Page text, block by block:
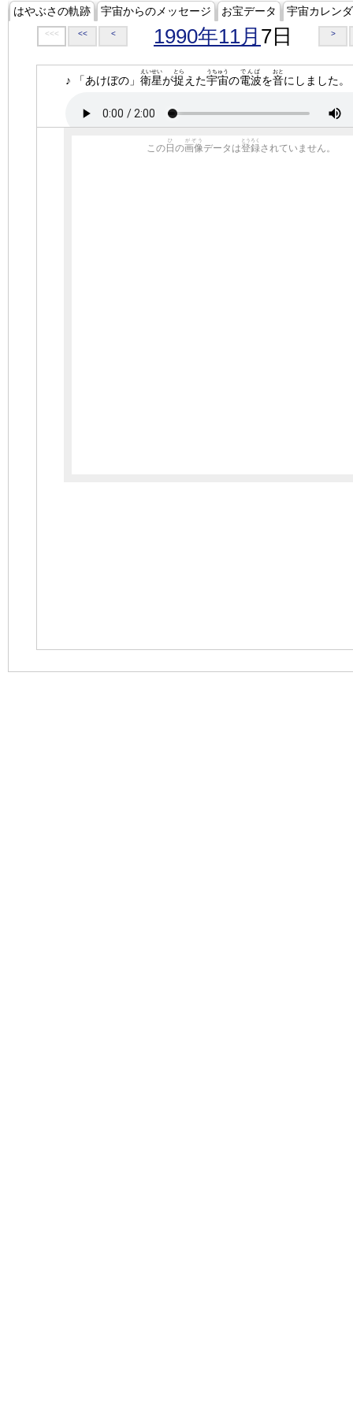
はやぶさの軌跡 宇宙からのメッセージ お宝データ 宇宙カレン
<<< << < 1990年11月 7日 >
♪ 「あけぼの」 衛星
えいせい
が捉
とら
えた宇宙
うちゅう
の電波
でんぱ
を音
おと
にしました。
この 日
ひ
の画像
がぞう
データは登録
とうろく
されていません。